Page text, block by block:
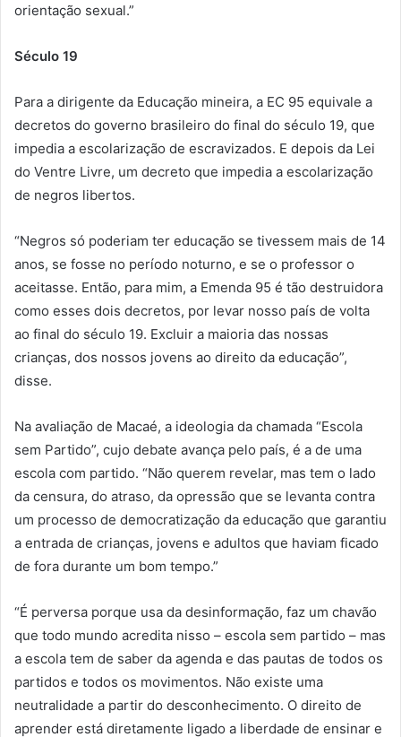
orientação sexual.”
Século 19
Para a dirigente da Educação mineira, a EC 95 equivale a
decretos do governo brasileiro do final do século 19, que
impedia a escolarização de escravizados. E depois da Lei
do Ventre Livre, um decreto que impedia a escolarização
de negros libertos.
“Negros só poderiam ter educação se tivessem mais de 14
anos, se fosse no período noturno, e se o professor o
aceitasse. Então, para mim, a Emenda 95 é tão destruidora
como esses dois decretos, por levar nosso país de volta
ao final do século 19. Excluir a maioria das nossas
crianças, dos nossos jovens ao direito da educação”,
disse.
Na avaliação de Macaé, a ideologia da chamada “Escola
sem Partido”, cujo debate avança pelo país, é a de uma
escola com partido. “Não querem revelar, mas tem o lado
da censura, do atraso, da opressão que se levanta contra
um processo de democratização da educação que garantiu
a entrada de crianças, jovens e adultos que haviam ficado
de fora durante um bom tempo.”
“É perversa porque usa da desinformação, faz um chavão
que todo mundo acredita nisso – escola sem partido – mas
a escola tem de saber da agenda e das pautas de todos os
partidos e todos os movimentos. Não existe uma
neutralidade a partir do desconhecimento. O direito de
aprender está diretamente ligado a liberdade de ensinar e